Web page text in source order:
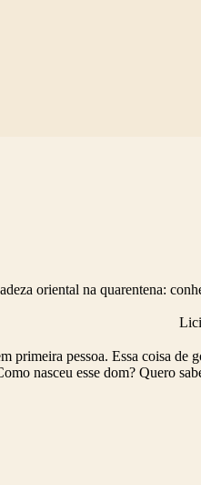
oriental na quarentena:
primeira pessoa. Essa coisa
nasceu esse dom? Quero